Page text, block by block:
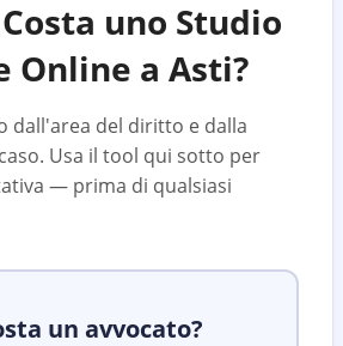
uno Studio
Online a Asti?
dall'area del diritto e dalla
Usa il tool qui sotto per
— prima di qualsiasi
un avvocato?